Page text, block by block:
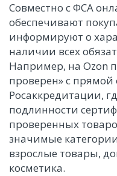
Совместно с ФСА
обеспечивают
информируют о
наличии всех
Например, на Ozon
проверен» с прямой
Росаккредитации,
подлинности
проверенных
значимые
взрослые товары,
косметика.